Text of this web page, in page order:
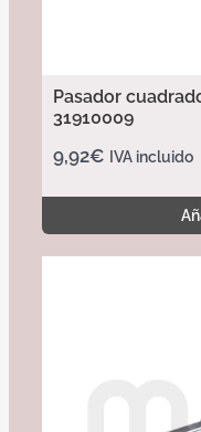
Pasador
31910009
9,92€ IVA incluido